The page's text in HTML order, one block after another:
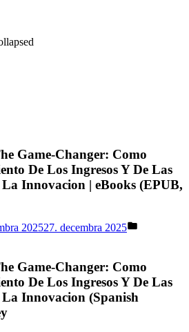
Game-Changer: Como
De Los Ingresos Y De Las
Innovacion | eBooks (EPUB,
202527. decembra 2025
Game-Changer: Como
De Los Ingresos Y De Las
Innovacion (Spanish